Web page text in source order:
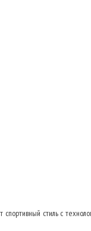
стиль с